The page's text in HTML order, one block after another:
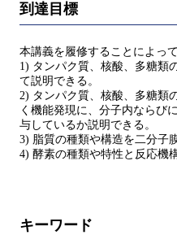
到達目標
本講義を履修することによっ
1) タンパク質、核酸、多糖類
て説明できる。
2) タンパク質、核酸、多糖類
く機能発現に、分子内ならび
与しているか説明できる。
3) 脂質の種類や構造を二分子
4) 酵素の種類や特性と反応機
キーワード